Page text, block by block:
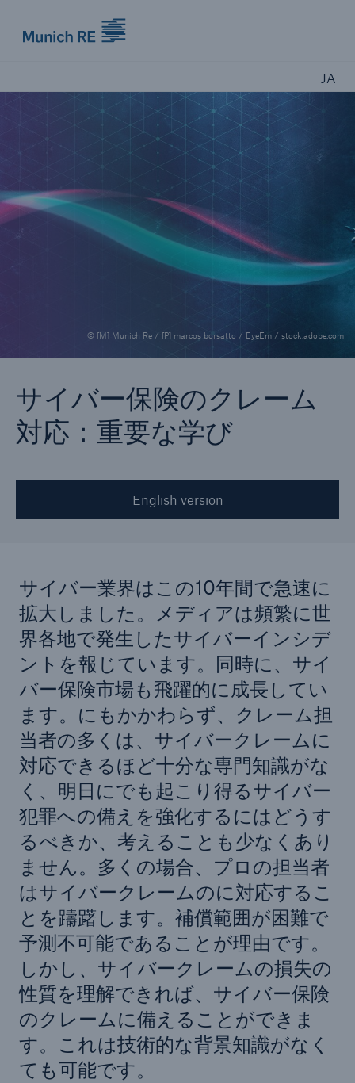
JA
© [M] Munich Re / [P] marcos borsatto / EyeEm / stock.adobe.com
サイバー保険のクレーム
対応：重要な学び
English version
サイバー業界はこの10年間で急速に
拡大しました。メディアは頻繁に世
界各地で発生したサイバーインシデ
ントを報じています。同時に、サイ
バー保険市場も飛躍的に成長してい
ます。にもかかわらず、クレーム担
当者の多くは、サイバークレームに
対応できるほど十分な専門知識がな
く、明日にでも起こり得るサイバー
犯罪への備えを強化するにはどうす
るべきか、考えることも少なくあり
ません。多くの場合、プロの担当者
はサイバークレームのに対応するこ
とを躊躇します。補償範囲が困難で
予測不可能であることが理由です。
しかし、サイバークレームの損失の
性質を理解できれば、サイバー保険
のクレームに備えることができま
す。これは技術的な背景知識がなく
ても可能です。